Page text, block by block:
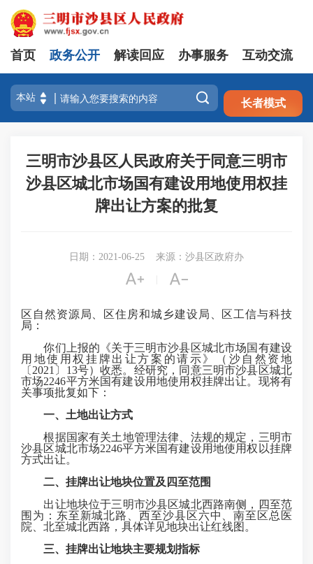
注册 登录
首页 政务公开 解读回应 办事服务 互动交流
 长者模式
三明市沙县区人民政府关于同意三明市
沙县区城北市场国有建设用地使用权挂
牌出让方案的批复
日期：2021-06-25 来源：沙县区政府办
 
区自然资源局、区住房和城乡建设局、区工信与科技
局：
你们上报的《关于三明市沙县区城北市场国有建设
用地使用权挂牌出让方案的请示》（沙自然资地
〔2021〕13号）收悉。经研究，同意三明市沙县区城北
市场2246平方米国有建设用地使用权挂牌出让。现将有
关事项批复如下：
一、土地出让方式
根据国家有关土地管理法律、法规的规定，三明市
沙县区城北市场2246平方米国有建设用地使用权以挂牌
方式出让。
二、挂牌出让地块位置及四至范围
出让地块位于三明市沙县区城北西路南侧，四至范
围为：东至新城北路、西至沙县区六中、南至区总医
院、北至城北西路，具体详见地块出让红线图。
三、挂牌出让地块主要规划指标